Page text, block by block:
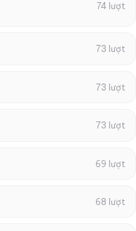
74 lượt
73 lượt
73 lượt
73 lượt
69 lượt
68 lượt